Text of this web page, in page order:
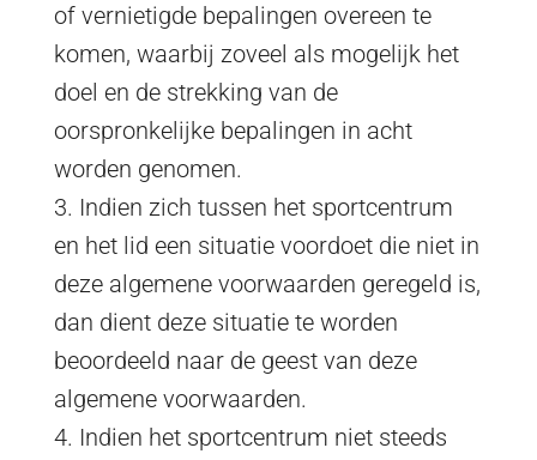
of vernietigde bepalingen overeen te
komen, waarbij zoveel als mogelijk het
doel en de strekking van de
oorspronkelijke bepalingen in acht
worden genomen.
3. Indien zich tussen het sportcentrum
en het lid een situatie voordoet die niet in
deze algemene voorwaarden geregeld is,
dan dient deze situatie te worden
beoordeeld naar de geest van deze
algemene voorwaarden.
4. Indien het sportcentrum niet steeds